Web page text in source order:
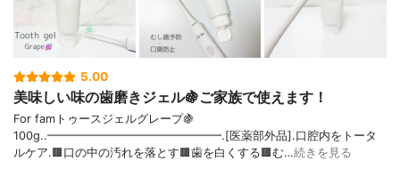
5.00
美味しい味の歯磨きジェル🍇ご家族で使えます！
For famトゥースジェルグレープ🍇
100g..━━━━━━━━━━━━━━━.[医薬部外品].口腔内をトータ
ルケア.🟫口の中の汚れを落とす🟫歯を白くする🟫む…続きを見る